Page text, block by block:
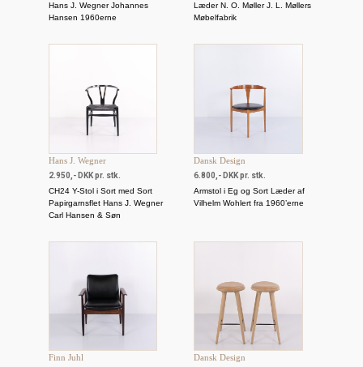
Hans J. Wegner Johannes
Hansen 1960erne
Læder N. O. Møller J. L. Møllers
Møbelfabrik
Hans J. Wegner
2.950,- DKK pr. stk.
CH24 Y-Stol i Sort med Sort
Papirgarnsflet Hans J. Wegner
Carl Hansen & Søn
Dansk Design
6.800,- DKK pr. stk.
Armstol i Eg og Sort Læder af
Vilhelm Wohlert fra 1960’erne
Finn Juhl Dansk Design